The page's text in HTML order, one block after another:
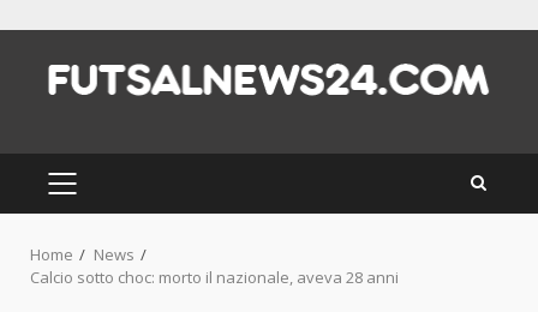
content
PRIMARY
MENU
Home
News
Calcio sotto choc: morto il nazionale, aveva 28 anni